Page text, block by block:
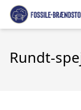
Rundt-